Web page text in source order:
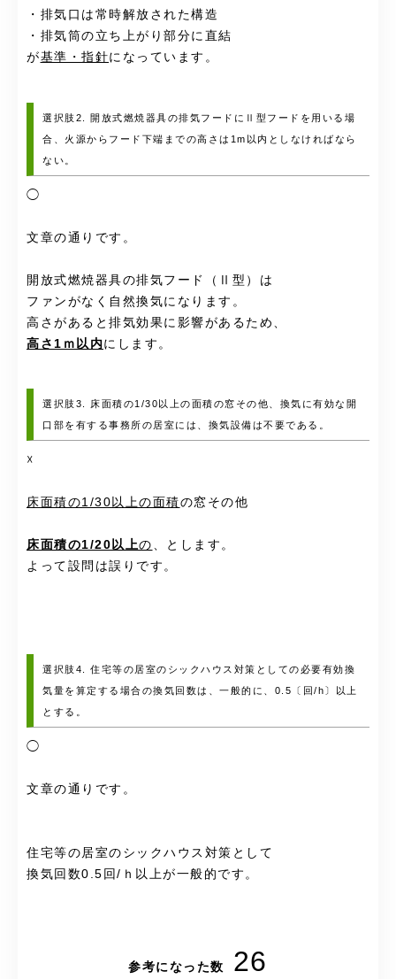
・排気口は常時解放された構造
・排気筒の立ち上がり部分に直結
が基準・指針になっています。
選択肢2. 開放式燃焼器具の排気フードにⅡ型フードを用いる場
合、火源からフード下端までの高さは1m以内としなければなら
ない。
◯
文章の通りです。
開放式燃焼器具の排気フード（Ⅱ型）は
ファンがなく自然換気になります。
高さがあると排気効果に影響があるため、
高さ1ｍ以内にします。
選択肢3. 床面積の1/30以上の面積の窓その他、換気に有効な開
口部を有する事務所の居室には、換気設備は不要である。
☓
床面積の1/30以上の面積の窓その他
床面積の1/20以上の 、とします。
よって設問は誤りです。
選択肢4. 住宅等の居室のシックハウス対策としての必要有効換
気量を算定する場合の換気回数は、一般的に、0.5〔回/h〕以上
とする。
◯
文章の通りです。
住宅等の居室のシックハウス対策として
換気回数0.5回/ｈ以上が一般的です。
参考になった数 26